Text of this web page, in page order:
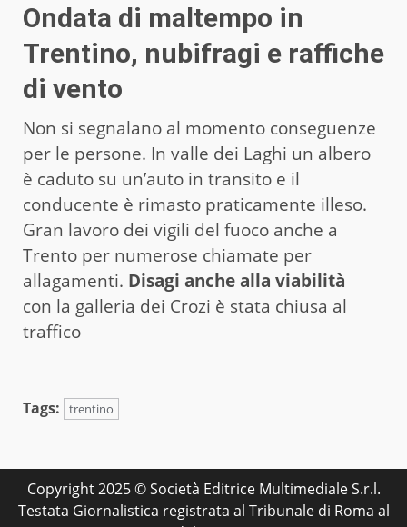
Ondata di maltempo in
Trentino, nubifragi e raffiche
di vento
Non si segnalano al momento conseguenze
per le persone. In valle dei Laghi un albero
è caduto su un’auto in transito e il
conducente è rimasto praticamente illeso.
Gran lavoro dei vigili del fuoco anche a
Trento per numerose chiamate per
allagamenti. Disagi anche alla viabilità
con la galleria dei Crozi è stata chiusa al
traffico
Tags: trentino
Copyright 2025 © Società Editrice Multimediale S.r.l.
Testata Giornalistica registrata al Tribunale di Roma al